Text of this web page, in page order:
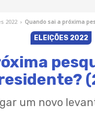
2022 › Quando sai a próxima
ELEIÇÕES 2022
um novo